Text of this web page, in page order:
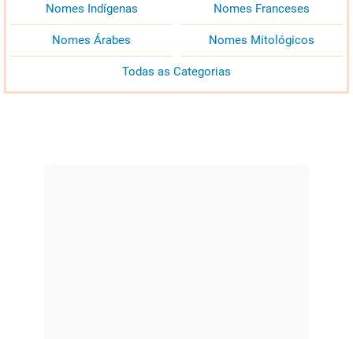
Nomes Indígenas Nomes Franceses
Nomes Árabes Nomes Mitológicos
Todas as Categorias